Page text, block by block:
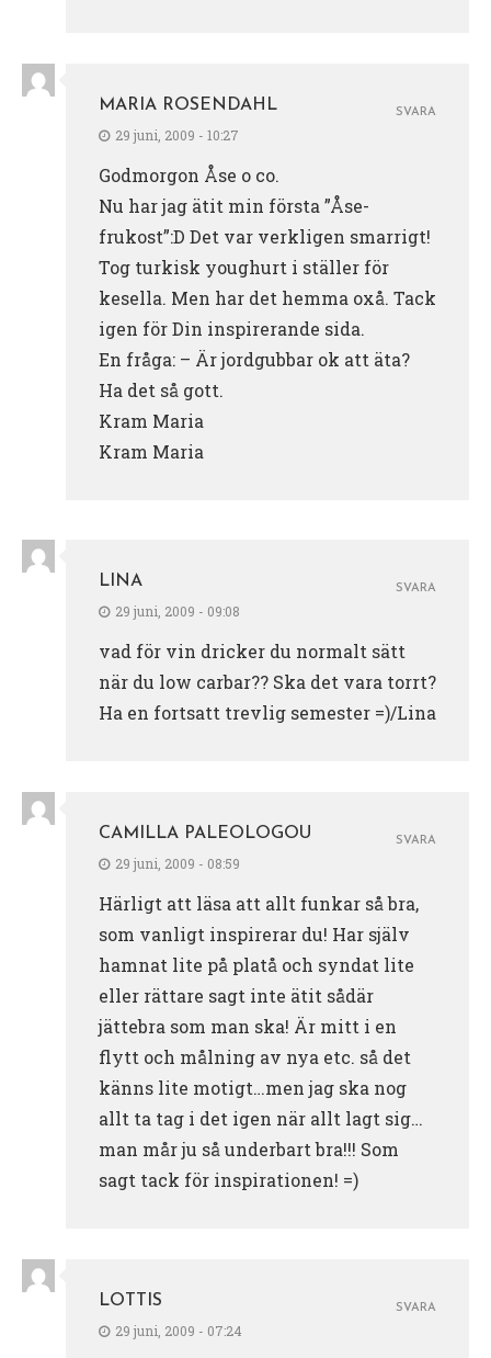
MARIA ROSENDAHL
29 juni, 2009 - 10:27
Godmorgon Åse o co.
Nu har jag ätit min första ”Åse-
frukost”:D Det var verkligen smarrigt!
Tog turkisk youghurt i ställer för
kesella. Men har det hemma oxå. Tack
igen för Din inspirerande sida.
En fråga: – Är jordgubbar ok att äta?
Ha det så gott.
Kram Maria
Kram Maria
SVARA
LINA
29 juni, 2009 - 09:08
vad för vin dricker du normalt sätt
när du low carbar?? Ska det vara torrt?
Ha en fortsatt trevlig semester =)/Lina
SVARA
CAMILLA PALEOLOGOU
29 juni, 2009 - 08:59
Härligt att läsa att allt funkar så bra,
som vanligt inspirerar du! Har själv
hamnat lite på platå och syndat lite
eller rättare sagt inte ätit sådär
jättebra som man ska! Är mitt i en
flytt och målning av nya etc. så det
känns lite motigt…men jag ska nog
allt ta tag i det igen när allt lagt sig…
man mår ju så underbart bra!!! Som
sagt tack för inspirationen! =)
SVARA
LOTTIS
29 juni, 2009 - 07:24
SVARA